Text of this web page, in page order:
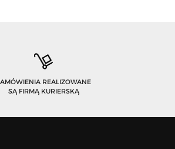
REALIZOWANE
SĄ FIRMĄ KURIERSKĄ